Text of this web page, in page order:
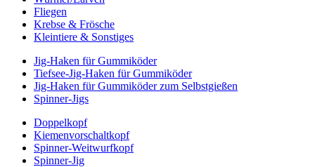
Fliegen
Krebse & Frösche
Kleintiere & Sonstiges
Jig-Haken für Gummiköder
Tiefsee-Jig-Haken für Gummiköder
Jig-Haken für Gummiköder zum Selbstgießen
Spinner-Jigs
Doppelkopf
Kiemenvorschaltkopf
Spinner-Weitwurfkopf
Spinner-Jig